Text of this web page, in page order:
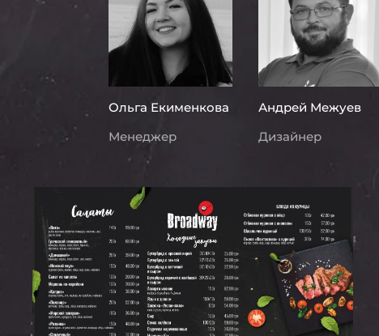
Ольга Екименкова
Менеджер
Андрей Межуев
Дизайнер